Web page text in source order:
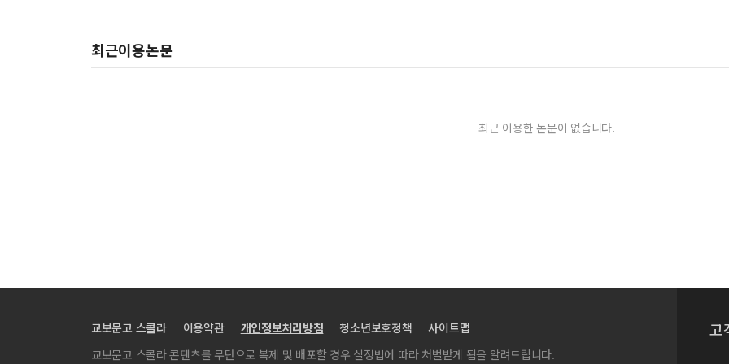
최근이용논문
최근 이용한 논문이 없습니다.
교보문고 스콜라 이용약관 개인정보처리방침 청소년보호정책
사이트맵
교보문고 스콜라 콘텐츠를 무단으로 복제 및 배포할 경우 실정법에 따라 처벌받게 됨을 알려드립니다.
고